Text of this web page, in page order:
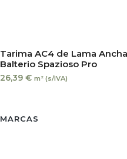
Tarima AC4 de Lama
Balterio Spazioso Pro
26,39 € m² (s/IVA)
MARCAS